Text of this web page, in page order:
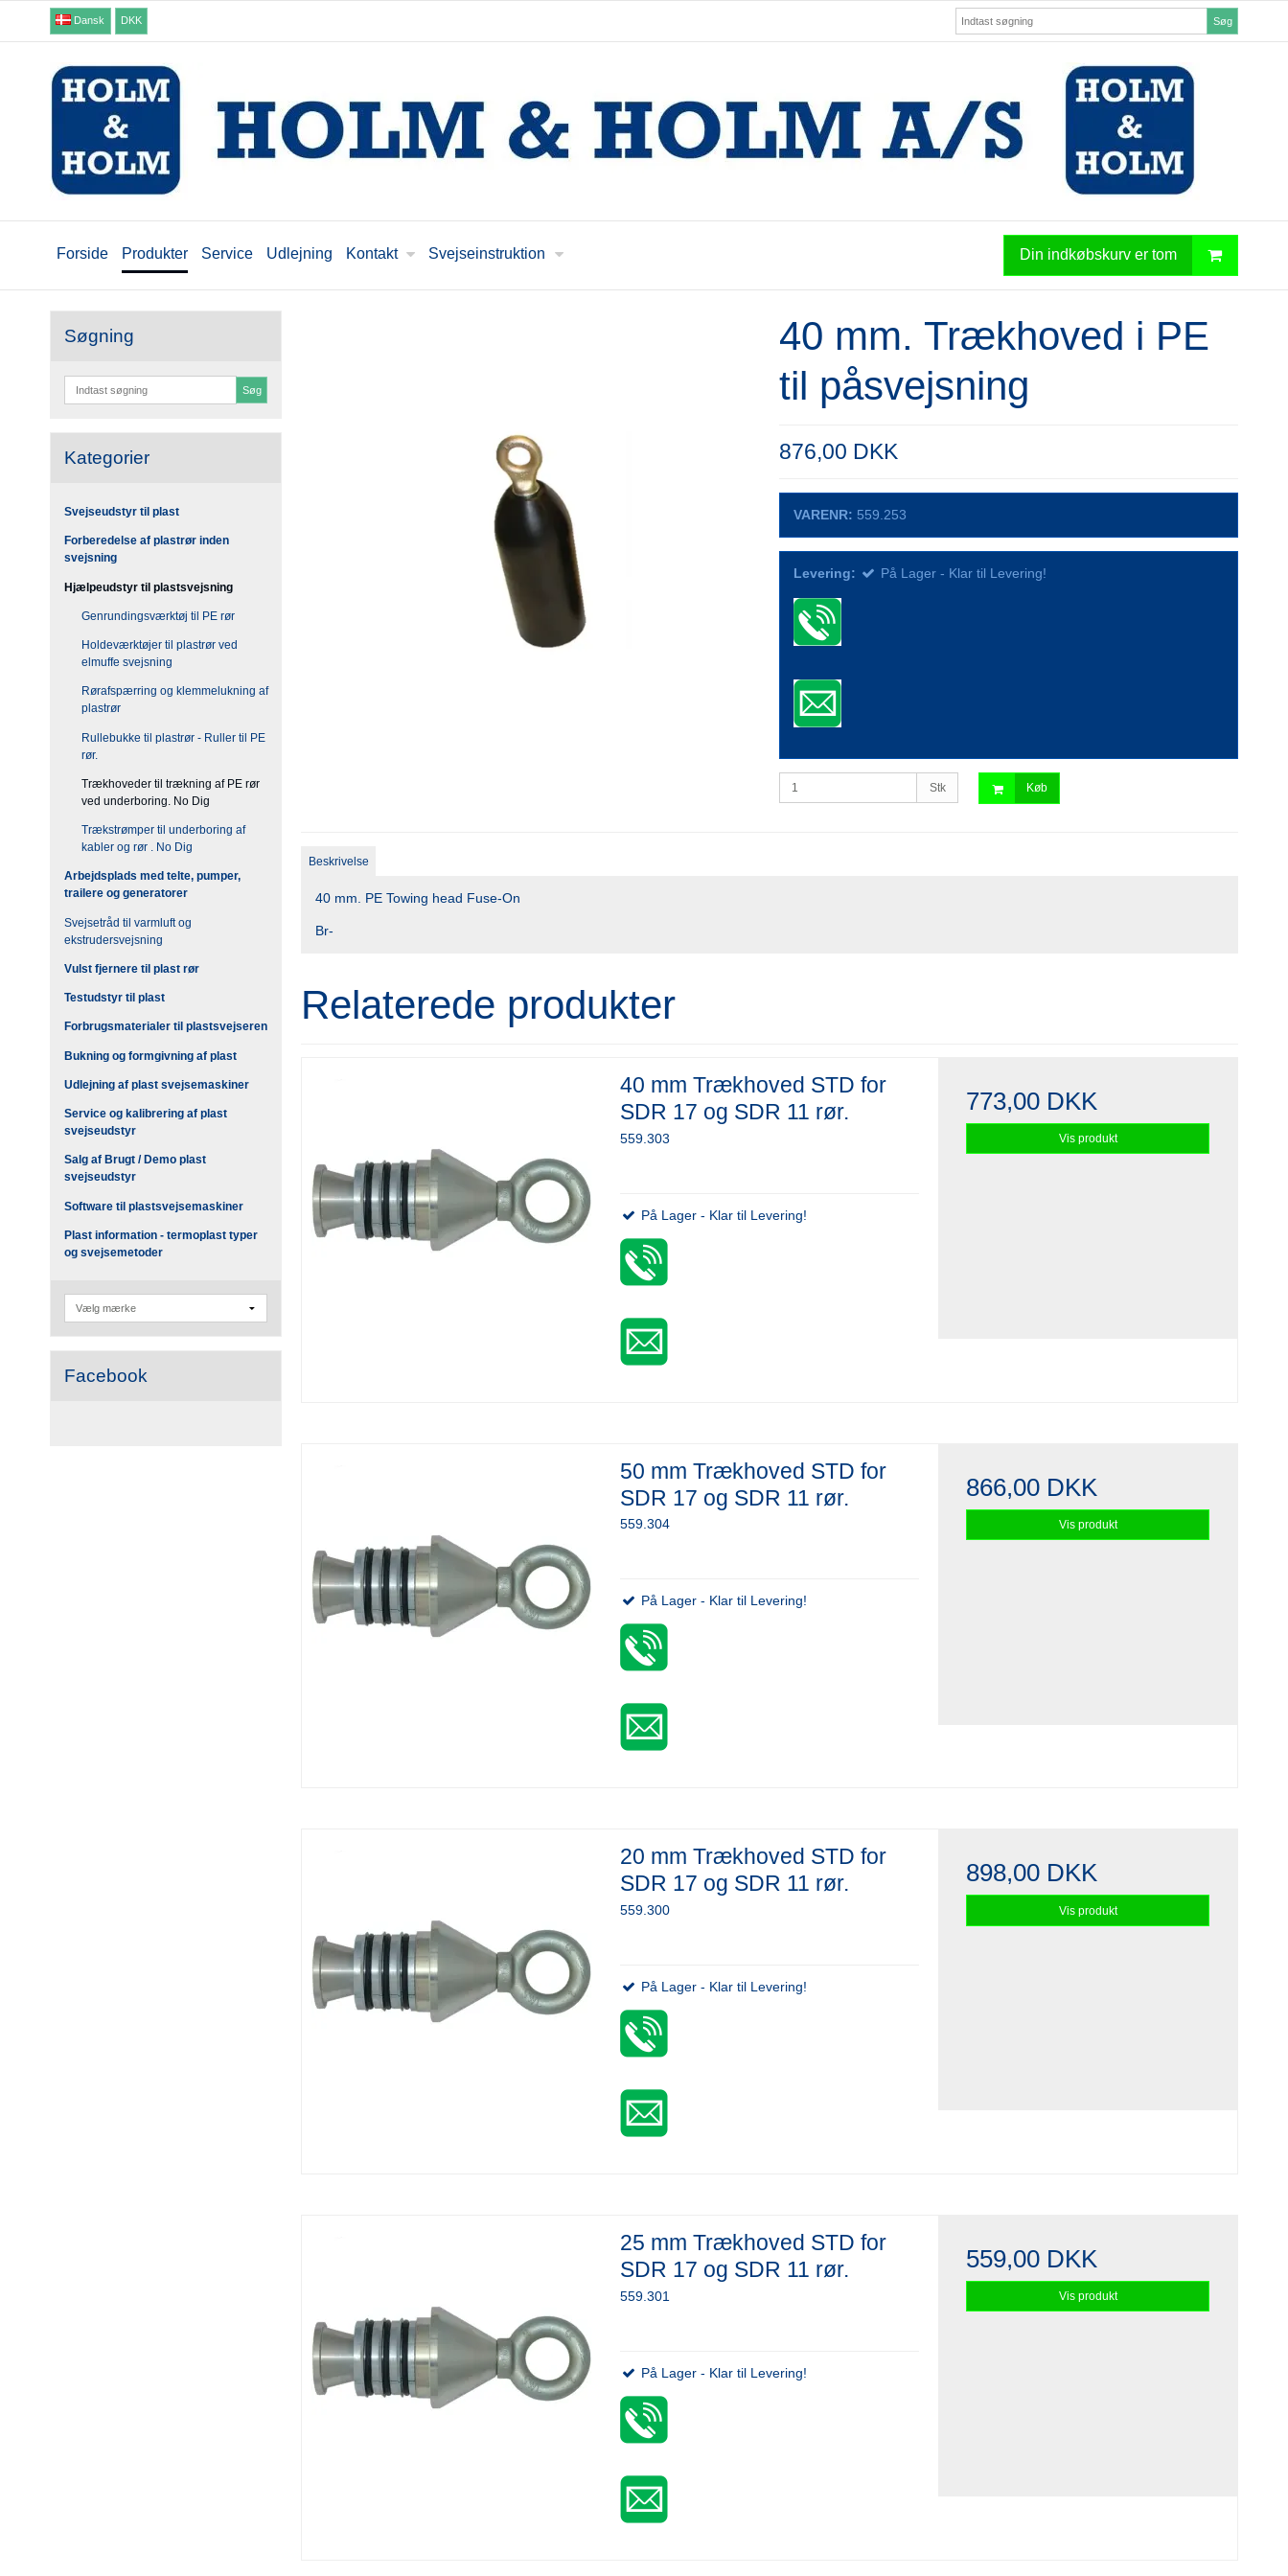
Dansk DKK Søg
Forside Produkter Service Udlejning Kontakt Svejseinstruktion Din indkøbskurv er tom
Søgning
Søg
Kategorier
Svejseudstyr til plast
Forberedelse af plastrør inden
svejsning
Hjælpeudstyr til plastsvejsning
Genrundingsværktøj til PE rør
Holdeværktøjer til plastrør ved
elmuffe svejsning
Rørafspærring og klemmelukning af
plastrør
Rullebukke til plastrør - Ruller til PE
rør.
Trækhoveder til trækning af PE rør
ved underboring. No Dig
Trækstrømper til underboring af
kabler og rør . No Dig
Arbejdsplads med telte, pumper,
trailere og generatorer
Svejsetråd til varmluft og
ekstrudersvejsning
Vulst fjernere til plast rør
Testudstyr til plast
Forbrugsmaterialer til plastsvejseren
Bukning og formgivning af plast
Udlejning af plast svejsemaskiner
Service og kalibrering af plast
svejseudstyr
Salg af Brugt / Demo plast
svejseudstyr
Software til plastsvejsemaskiner
Plast information - termoplast typer
og svejsemetoder
Facebook
40 mm. Trækhoved i PE
til påsvejsning
876,00 DKK
VARENR: 559.253
Levering: På Lager - Klar til Levering!
Stk Køb
Beskrivelse
40 mm. PE Towing head Fuse-On
Br-
Relaterede produkter
40 mm Trækhoved STD for
SDR 17 og SDR 11 rør.
559.303
På Lager - Klar til Levering!
773,00 DKK
Vis produkt
50 mm Trækhoved STD for
SDR 17 og SDR 11 rør.
559.304
På Lager - Klar til Levering!
866,00 DKK
Vis produkt
20 mm Trækhoved STD for
SDR 17 og SDR 11 rør.
559.300
På Lager - Klar til Levering!
898,00 DKK
Vis produkt
25 mm Trækhoved STD for
SDR 17 og SDR 11 rør.
559.301
På Lager - Klar til Levering!
559,00 DKK
Vis produkt